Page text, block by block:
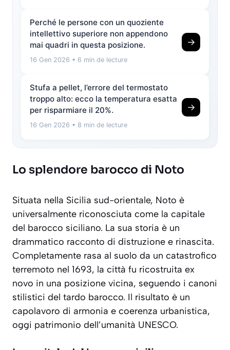
Perché le persone con un quoziente
intellettivo superiore non appendono
mai quadri in questa posizione.
16 Gen 2026 • 6 min de lecture
→
Stufa a pellet, l’errore del termostato
troppo alto: ecco la temperatura esatta
per risparmiare il 20%.
16 Gen 2026 • 8 min de lecture
→
Lo splendore barocco di Noto
Situata nella Sicilia sud-orientale, Noto è
universalmente riconosciuta come la capitale
del barocco siciliano. La sua storia è un
drammatico racconto di distruzione e rinascita.
Completamente rasa al suolo da un catastrofico
terremoto nel 1693, la città fu ricostruita ex
novo in una posizione vicina, seguendo i canoni
stilistici del tardo barocco. Il risultato è un
capolavoro di armonia e coerenza urbanistica,
oggi patrimonio dell’umanità UNESCO.